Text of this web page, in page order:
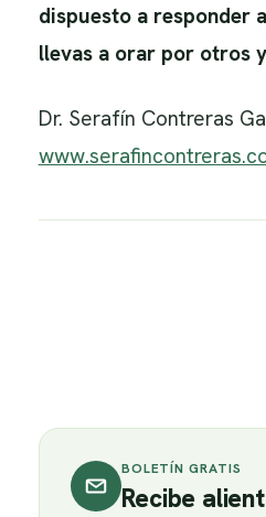
dispuesto a responder
llevas a orar por otros
Dr. Serafín Contreras
BOLETÍN GRATIS
Recibe